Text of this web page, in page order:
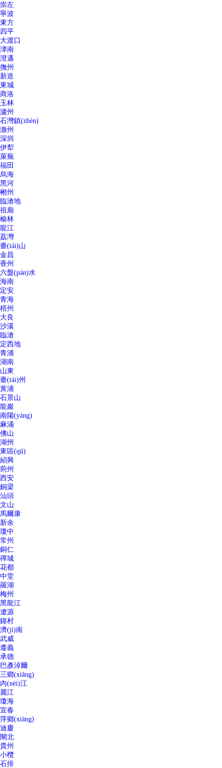
崇左
寧波
東方
四平
大渡口
津南
澄邁
撫州
新造
東城
商洛
玉林
瀘州
石灣鎮(zhèn)
滁州
深圳
伊犁
萊蕪
福田
烏海
黑河
郴州
臨滄地
祖廟
榆林
龍江
荔灣
臺(tái)山
金昌
香州
六盤(pán)水
海南
定安
青海
梧州
大良
沙溪
臨滄
定西地
青浦
湖南
山東
臺(tái)州
黃浦
石景山
龍巖
南陽(yáng)
麻涌
佛山
湖州
東區(qū)
紹興
荊州
西安
銅梁
汕頭
文山
馬爾康
新余
瓊中
常州
銅仁
禪城
花都
中堂
羅湖
梅州
黑龍江
遼源
鐘村
濟(jì)南
武威
遵義
承德
巴彥淖爾
三鄉(xiāng)
內(nèi)江
麗江
瓊海
宜春
萍鄉(xiāng)
迪慶
閘北
貴州
小欖
石排